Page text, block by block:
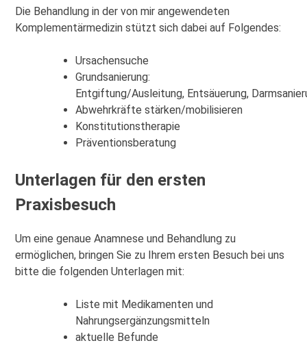
Die Behandlung in der von mir angewendeten
Komplementärmedizin stützt sich dabei auf Folgendes:
Ursachensuche
Grundsanierung:
Entgiftung/Ausleitung, Entsäuerung,
Abwehrkräfte stärken/mobilisieren
Konstitutionstherapie
Präventionsberatung
Unterlagen für den ersten
Praxisbesuch
Um eine genaue Anamnese und Behandlung zu
ermöglichen, bringen Sie zu Ihrem ersten Besuch bei uns
bitte die folgenden Unterlagen mit:
Liste mit Medikamenten und
Nahrungsergänzungsmitteln
aktuelle Befunde